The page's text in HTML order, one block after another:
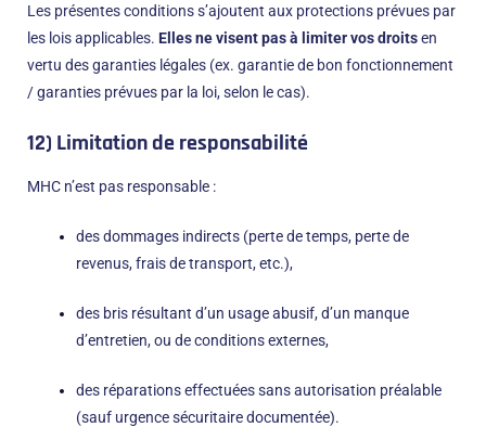
Les présentes conditions s’ajoutent aux protections prévues par
les lois applicables. Elles ne visent pas à limiter vos droitsen
vertu des garanties légales (ex. garantie de bon fonctionnement
/ garanties prévues par la loi, selon le cas).
12) Limitation de responsabilité
MHC n’est pas responsable :
des dommages indirects (perte de temps, perte de
revenus, frais de transport, etc.),
des bris résultant d’un usage abusif, d’un manque
d’entretien, ou de conditions externes,
des réparations effectuées sans autorisation préalable
(sauf urgence sécuritaire documentée).